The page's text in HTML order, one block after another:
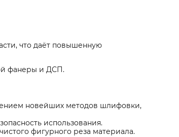
что даёт повышенную
фанеры и ДСП.
новейших методов шлифовки,
использования.
фигурного реза материала.